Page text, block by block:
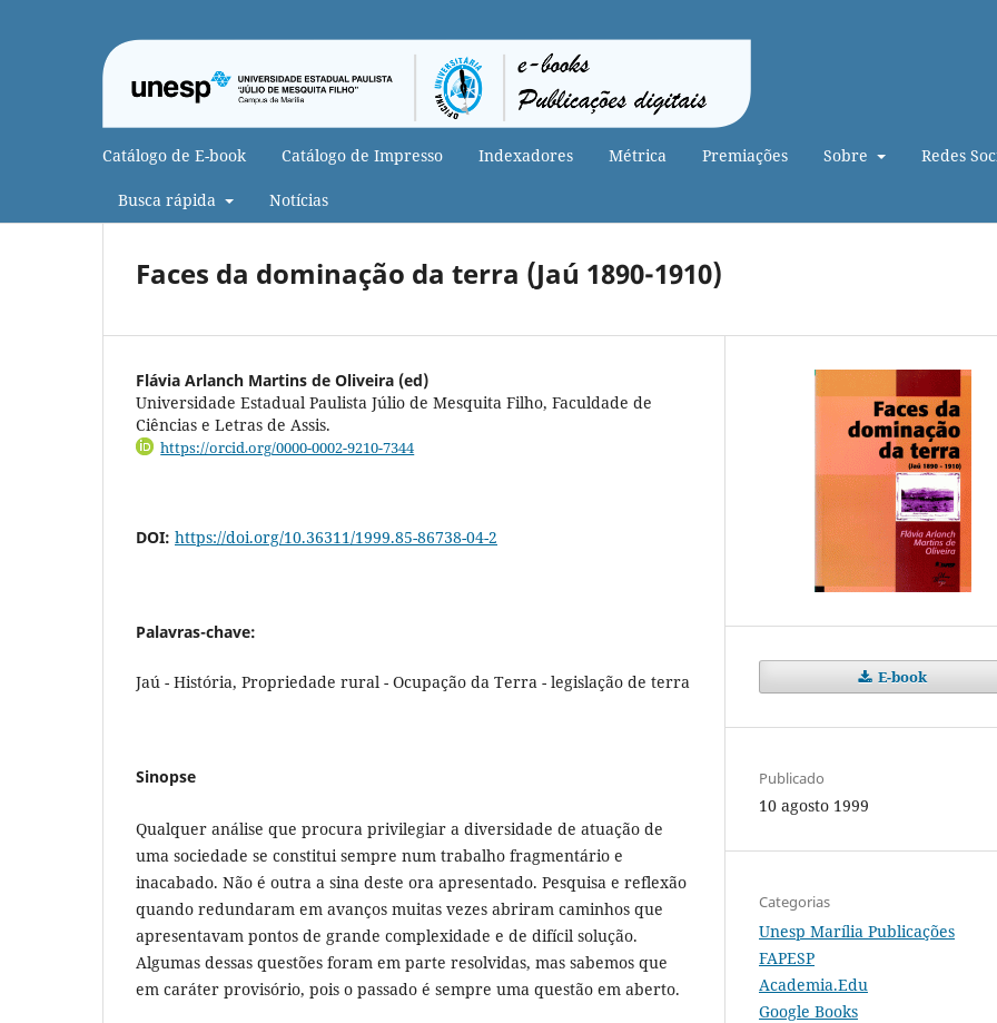
Catálogo de E-book Catálogo de Impresso Indexadores Métrica Premiações Sobre Redes
Busca rápida Notícias
Faces da dominação da terra (Jaú 1890-1910)
Flávia Arlanch Martins de Oliveira (ed)
Universidade Estadual Paulista Júlio de Mesquita Filho, Faculdade de
Ciências e Letras de Assis.
https://orcid.org/0000-0002-9210-7344
DOI: https://doi.org/10.36311/1999.85-86738-04-2
Palavras-chave:
Jaú - História, Propriedade rural - Ocupação da Terra - legislação de terra
Sinopse
Qualquer análise que procura privilegiar a diversidade de atuação de
uma sociedade se constitui sempre num trabalho fragmentário e
inacabado. Não é outra a sina deste ora apresentado. Pesquisa e reflexão
quando redundaram em avanços muitas vezes abriram caminhos que
apre­sentavam pontos de grande complexidade e de difícil solução.
Algumas dessas questões foram em parte resolvidas, mas sabemos que
em caráter provisó­rio, pois o passado é sempre uma questão em aberto.
E-book
Publicado
10 agosto 1999
Categorias
Unesp Marília Publicações
FAPESP
Academia.Edu
Google Books